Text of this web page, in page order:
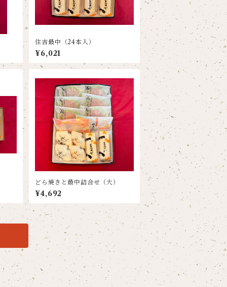
住吉最中（24本入）
¥6,021
どら焼きと最中詰合せ（大）
¥4,692